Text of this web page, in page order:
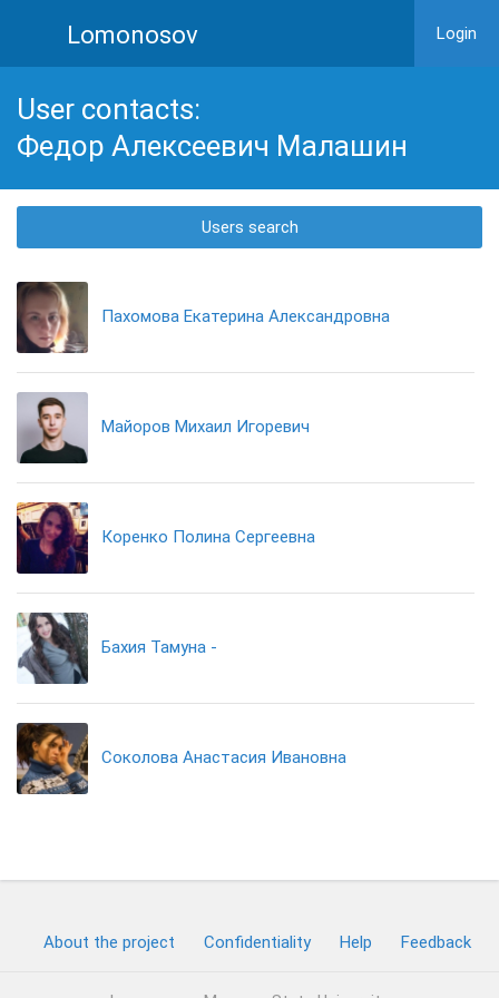
Lomonosov Login
User contacts:
Федор Алексеевич Малашин
Users search
Пахомова Екатерина Александровна
Майоров Михаил Игоревич
Коренко Полина Сергеевна
Бахия Тамуна -
Соколова Анастасия Ивановна
About the project Confidentiality Help Feedback